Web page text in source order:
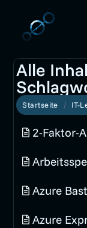
Alle
Startseite IT-
2-Faktor-
Azure
Azure